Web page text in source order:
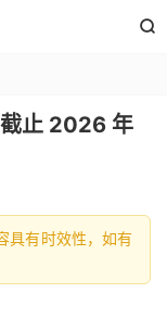

止 2026 年
具有时效性，如有